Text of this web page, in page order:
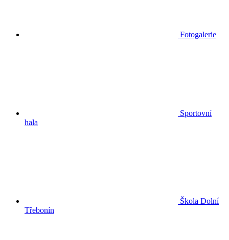
Fotogalerie
Sportovní
hala
Škola Dolní
Třebonín